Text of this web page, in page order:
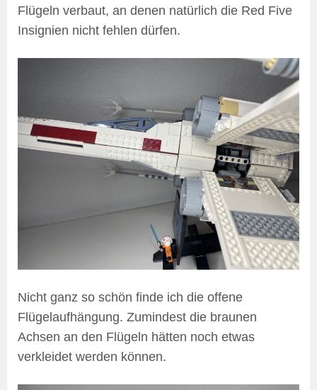
Flügeln verbaut, an denen natürlich die Red Five
Insignien nicht fehlen dürfen.
Nicht ganz so schön finde ich die offene
Flügelaufhängung. Zumindest die braunen
Achsen an den Flügeln hätten noch etwas
verkleidet werden können.